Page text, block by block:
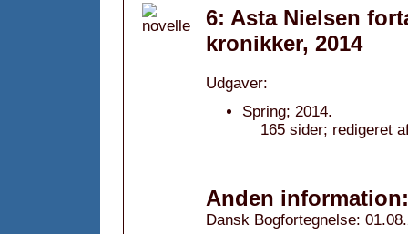
6: Asta Nielsen
kronikker, 2014
Udgaver:
Spring; 2014.
165 sider; redigeret
Anden information:
Dansk Bogfortegnelse: